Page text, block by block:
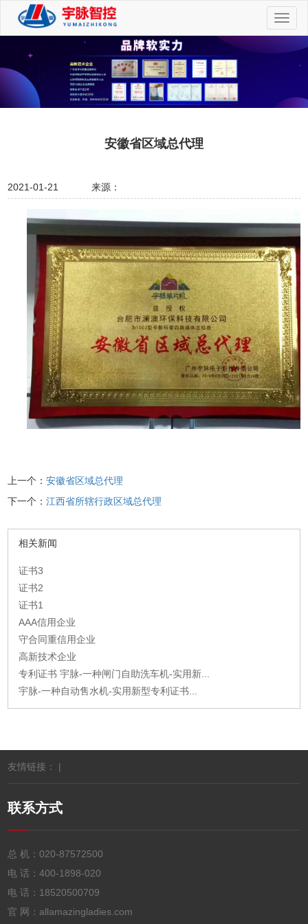
切
换
安徽省区域总代理
2021-01-21 来源：
上一个：安徽省区域总代理
下一个：江西省所辖行政区域总代理
相关新闻
证书3
证书2
证书1
AAA信用企业
守合同重信用企业
高新技术企业
专利证书 宇脉-一种闸门自助洗车机-实用新...
宇脉-一种自动售水机-实用新型专利证书...
友情链接： |
联系方式
总 机：020-87572500
电 话：400-1898-020
电 话： 18520500709
官 网：allamazingladies.com